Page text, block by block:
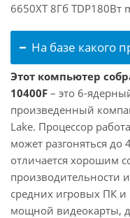
6650XT 8Гб TDP180Вт
На базе какого
Этот компьютер
10400F – это 6-
произведенный
Lake. Процессор
может разгоняться до
отличается хорошим
производительности
средних игровых ПК и
мощной видеокарты,